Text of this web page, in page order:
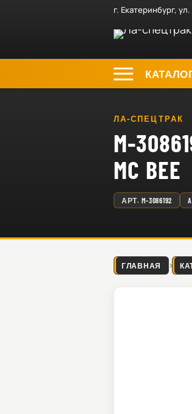
г. Екатеринбург,
ЛА-СПЕЦТРАК
M-
MC BEE
АРТ. M-3086192
ГЛАВНАЯ